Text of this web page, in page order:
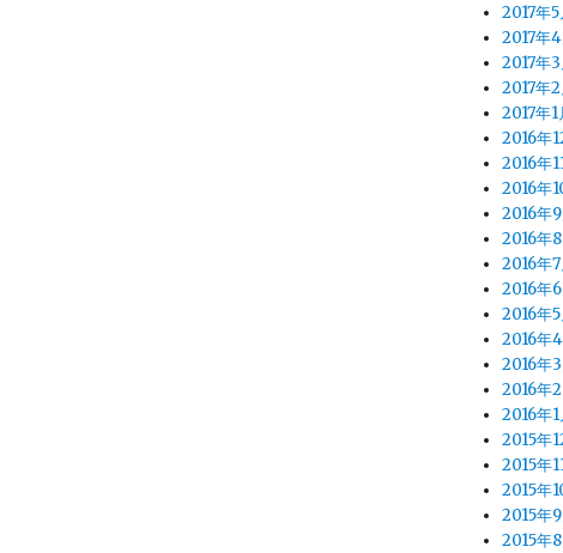
2017年5
2017年
2017年3
2017年2
2017年1
2016年
2016年
2016年
2016年
2016年
2016年7
2016年
2016年5
2016年
2016年
2016年
2016年1
2015年
2015年
2015年
2015年
2015年